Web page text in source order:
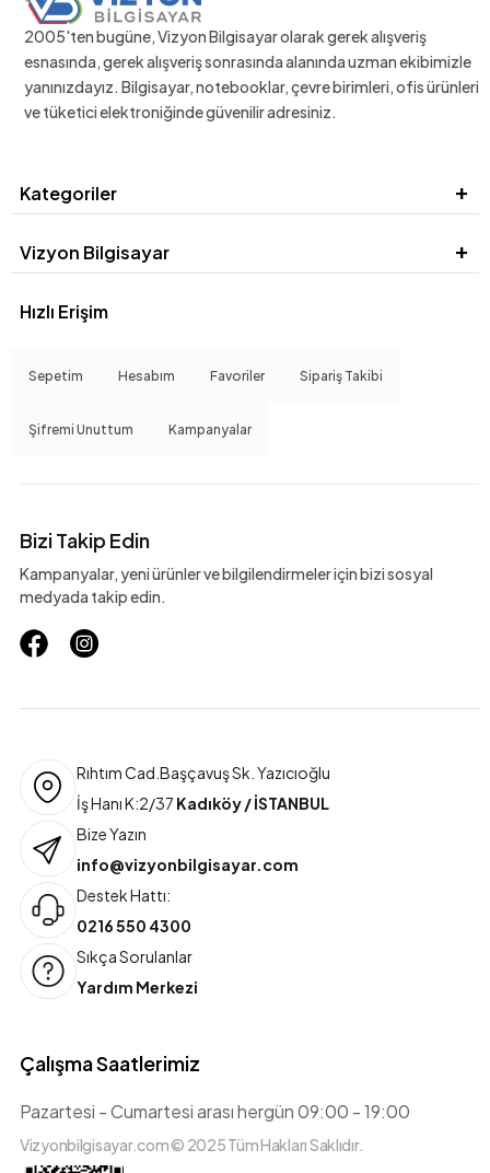
2005'ten bugüne, Vizyon Bilgisayar olarak gerek alışveriş
esnasında, gerek alışveriş sonrasında alanında uzman ekibimizle
yanınızdayız. Bilgisayar, notebooklar, çevre birimleri, ofis ürünleri
ve tüketici elektroniğinde güvenilir adresiniz.
Kategoriler
Vizyon Bilgisayar
Hızlı Erişim
Sepetim Hesabım Favoriler Sipariş Takibi
Şifremi Unuttum Kampanyalar
Bizi Takip Edin
Kampanyalar, yeni ürünler ve bilgilendirmeler için bizi sosyal
medyada takip edin.
Rıhtım Cad.Başçavuş Sk. Yazıcıoğlu
İş Hanı K:2/37 Kadıköy / İSTANBUL
Bize Yazın
info@vizyonbilgisayar.com
Destek Hattı:
0216 550 4300
Sıkça Sorulanlar
Yardım Merkezi
Çalışma Saatlerimiz
Pazartesi - Cumartesi arası hergün 09:00 - 19:00
Vizyonbilgisayar.com © 2025 Tüm Hakları Saklıdır.